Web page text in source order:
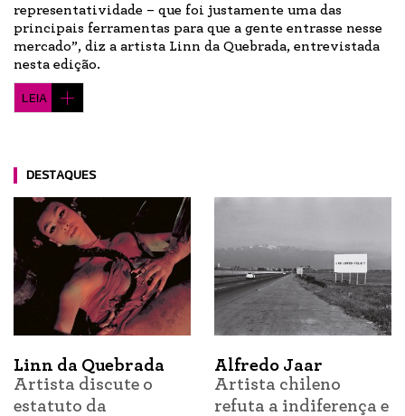
representatividade – que foi justamente uma das
principais ferramentas para que a gente entrasse nesse
mercado”, diz a artista Linn da Quebrada, entrevistada
nesta edição.
LEIA
DESTAQUES
Linn da Quebrada
Artista discute o
estatuto da
Alfredo Jaar
Artista chileno
refuta a indiferença e